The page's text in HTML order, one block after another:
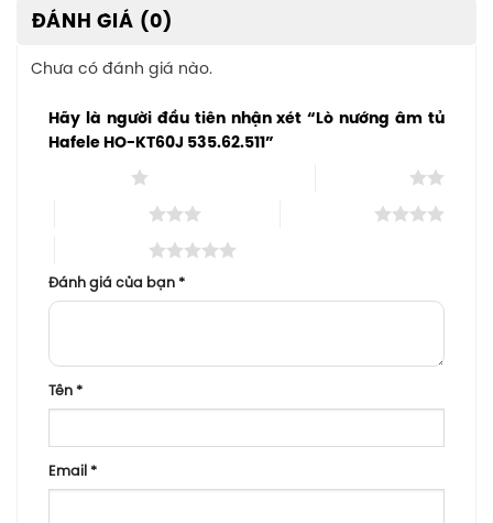
ĐÁNH GIÁ (0)
Chưa có đánh giá nào.
Hãy là người đầu tiên nhận xét “Lò nướng âm tủ
Hafele HO-KT60J 535.62.511”
Đánh giá của bạn *
Tên *
Email *